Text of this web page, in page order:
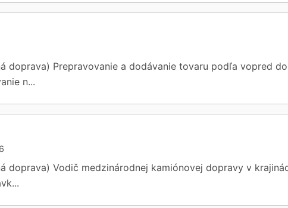
doprava) Prepravovanie a dodávanie tovaru podľa vopred
n...
doprava) Vodič medzinárodnej kamiónovej dopravy v